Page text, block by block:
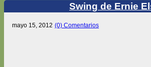
Swing de Ernie
mayo 15, 2012 (0) Comentarios